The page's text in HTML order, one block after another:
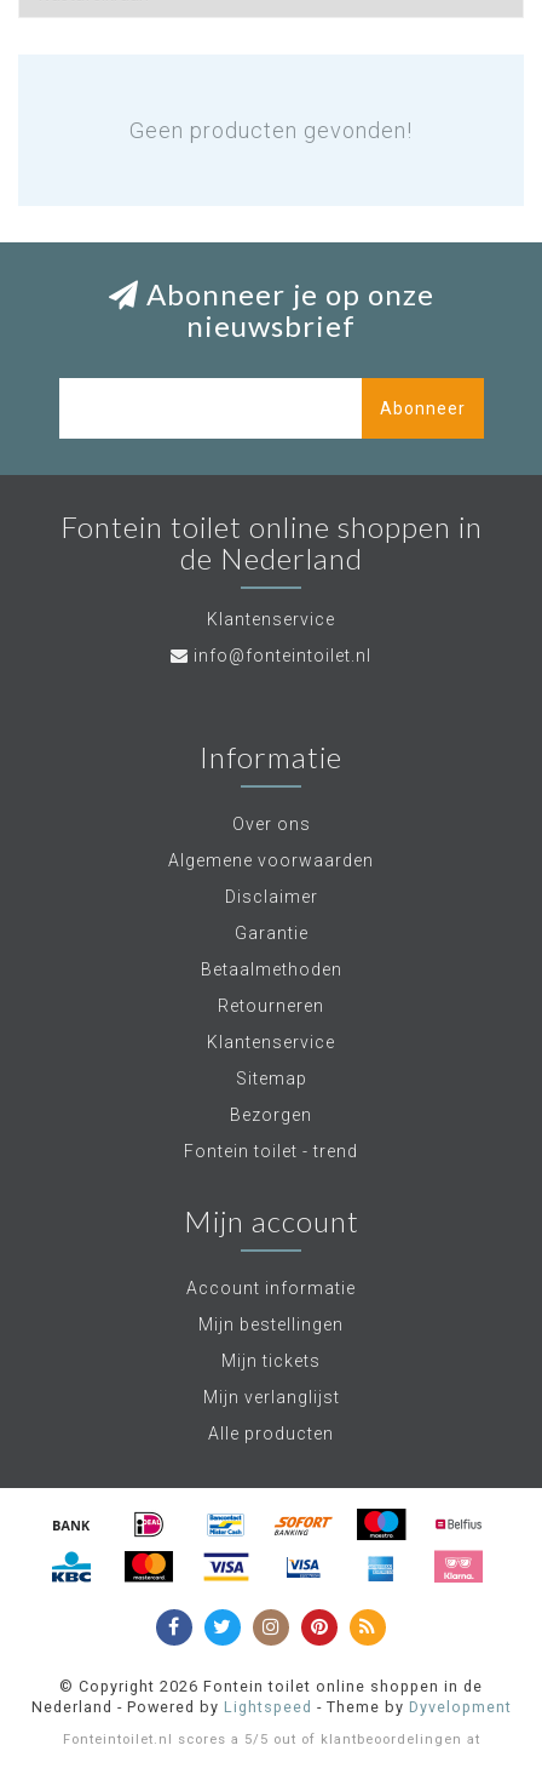
Geen producten gevonden!
Abonneer je op onze
nieuwsbrief
Abonneer
Fontein toilet online shoppen in
de Nederland
Klantenservice
info@fonteintoilet.nl
Informatie
Over ons
Algemene voorwaarden
Disclaimer
Garantie
Betaalmethoden
Retourneren
Klantenservice
Sitemap
Bezorgen
Fontein toilet - trend
Mijn account
Account informatie
Mijn bestellingen
Mijn tickets
Mijn verlanglijst
Alle producten
© Copyright 2026 Fontein toilet online shoppen in de
Nederland - Powered by Lightspeed - Theme by Dyvelopment
Fonteintoilet.nl scores a 5/ 5 out of klantbeoordelingen at